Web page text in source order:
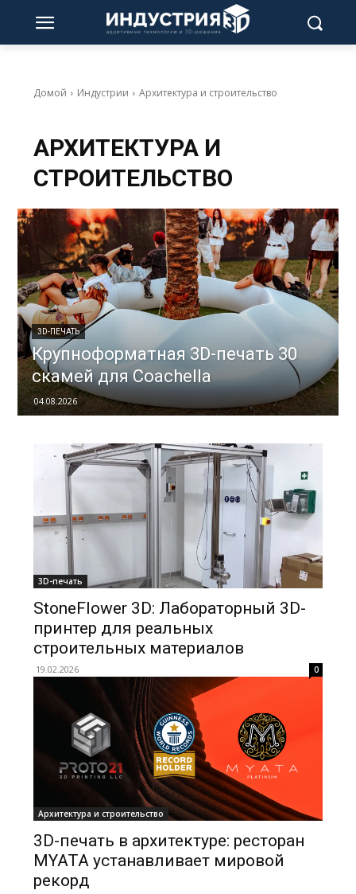
Домой Индустрии Архитектура и строительство
АРХИТЕКТУРА И
СТРОИТЕЛЬСТВО
3D-ПЕЧАТЬ
Крупноформатная 3D-печать 30
скамей для Coachella
04.08.2026
3D-печать
StoneFlower 3D: Лабораторный 3D-
принтер для реальных
строительных материалов
19.02.2026 0
Архитектура и строительство
3D-печать в архитектуре: ресторан
MYATA устанавливает мировой
рекорд